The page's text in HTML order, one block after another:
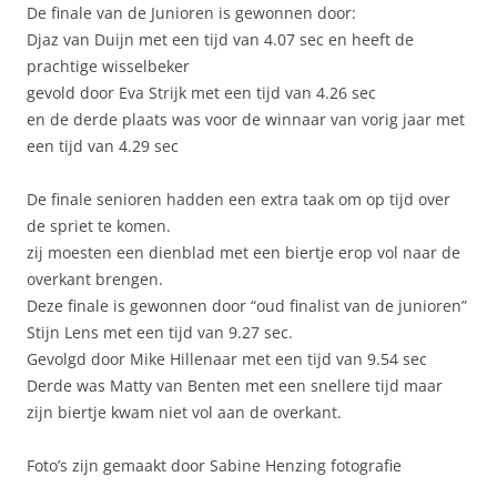
De finale van de Junioren is gewonnen door:
Djaz van Duijn met een tijd van 4.07 sec en heeft de
prachtige wisselbeker
gevold door Eva Strijk met een tijd van 4.26 sec
en de derde plaats was voor de winnaar van vorig jaar met
een tijd van 4.29 sec
De finale senioren hadden een extra taak om op tijd over
de spriet te komen.
zij moesten een dienblad met een biertje erop vol naar de
overkant brengen.
Deze finale is gewonnen door “oud finalist van de junioren”
Stijn Lens met een tijd van 9.27 sec.
Gevolgd door Mike Hillenaar met een tijd van 9.54 sec
Derde was Matty van Benten met een snellere tijd maar
zijn biertje kwam niet vol aan de overkant.
Foto’s zijn gemaakt door Sabine Henzing fotografie